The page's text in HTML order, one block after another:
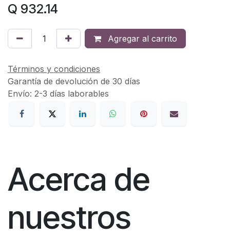
Q 932.14
Agregar al carrito
Términos y condiciones
Garantía de devolución de 30 días
Envío: 2-3 días laborables
Acerca de
nuestros